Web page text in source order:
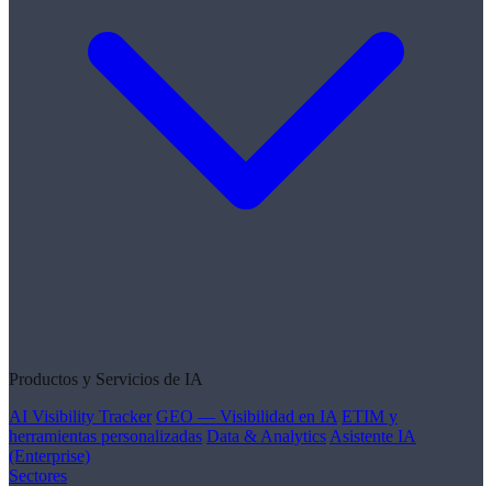
Productos y Servicios de IA
AI Visibility Tracker GEO — Visibilidad en IA ETIM y
herramientas personalizadas Data & Analytics Asistente IA
(Enterprise)
Sectores